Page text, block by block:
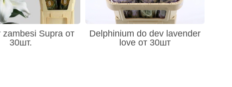
zambesi Supra от
30шт.
Delphinium do dev lavender
love от 30шт